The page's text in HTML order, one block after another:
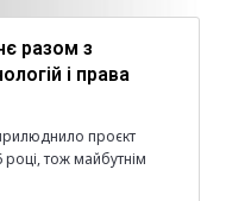
разом з
і права
проєкт
тож майбутнім